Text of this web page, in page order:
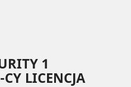
1
LICENCJA